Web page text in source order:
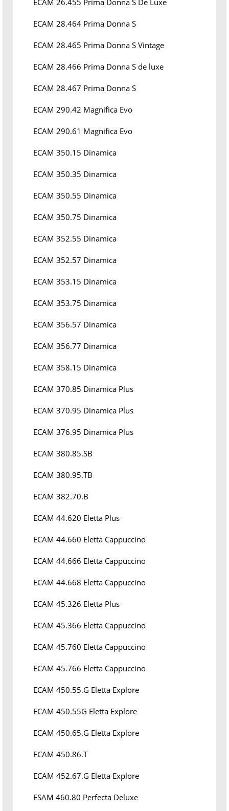
ECAM 26.455 Prima Donna S De Luxe
ECAM 28.464 Prima Donna S
ECAM 28.465 Prima Donna S Vintage
ECAM 28.466 Prima Donna S de luxe
ECAM 28.467 Prima Donna S
ECAM 290.42 Magnifica Evo
ECAM 290.61 Magnifica Evo
ECAM 350.15 Dinamica
ECAM 350.35 Dinamica
ECAM 350.55 Dinamica
ECAM 350.75 Dinamica
ECAM 352.55 Dinamica
ECAM 352.57 Dinamica
ECAM 353.15 Dinamica
ECAM 353.75 Dinamica
ECAM 356.57 Dinamica
ECAM 356.77 Dinamica
ECAM 358.15 Dinamica
ECAM 370.85 Dinamica Plus
ECAM 370.95 Dinamica Plus
ECAM 376.95 Dinamica Plus
ECAM 380.85.SB
ECAM 380.95.TB
ECAM 382.70.B
ECAM 44.620 Eletta Plus
ECAM 44.660 Eletta Cappuccino
ECAM 44.666 Eletta Cappuccino
ECAM 44.668 Eletta Cappuccino
ECAM 45.326 Eletta Plus
ECAM 45.366 Eletta Cappuccino
ECAM 45.760 Eletta Cappuccino
ECAM 45.766 Eletta Cappuccino
ECAM 450.55.G Eletta Explore
ECAM 450.55G Eletta Explore
ECAM 450.65.G Eletta Explore
ECAM 450.86.T
ECAM 452.67.G Eletta Explore
ESAM 460.80 Perfecta Deluxe